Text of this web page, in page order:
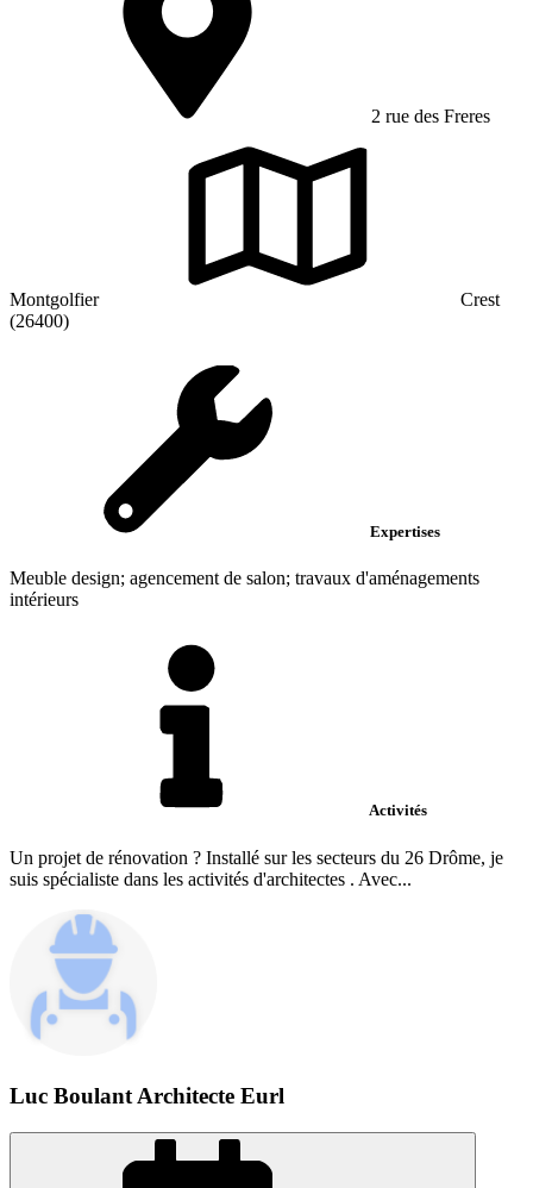
2 rue des Freres
Montgolfier
Crest
(26400)
Expertises
Meuble design; agencement de salon; travaux d'aménagements
intérieurs
Activités
Un projet de rénovation ? Installé sur les secteurs du 26 Drôme, je
suis spécialiste dans les activités d'architectes . Avec...
Luc Boulant Architecte Eurl